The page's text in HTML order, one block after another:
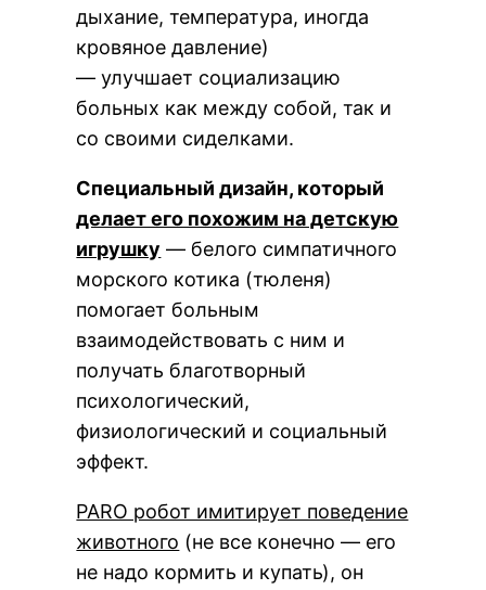
дыхание, температура, иногда
кровяное давление)
— улучшает социализацию
больных как между собой, так и
со своими сиделками.
Специальный дизайн, который
делает его похожим на детскую
игрушку — белого симпатичного
морского котика (тюленя)
помогает больным
взаимодействовать с ним и
получать благотворный
психологический,
физиологический и социальный
эффект.
PARO робот имитирует поведение
животного (не все конечно — его
не надо кормить и купать), он